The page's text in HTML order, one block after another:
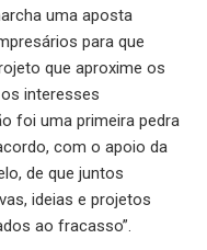
uma aposta
para que
que aproxime os
interesses
foi uma primeira pedra
com o apoio da
de que juntos
ideias e projetos
ao fracasso”.